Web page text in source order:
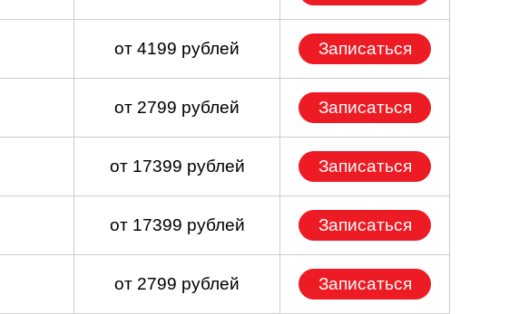
от 4199 рублей Записаться
от 2799 рублей Записаться
от 17399 рублей Записаться
от 17399 рублей Записаться
от 2799 рублей Записаться